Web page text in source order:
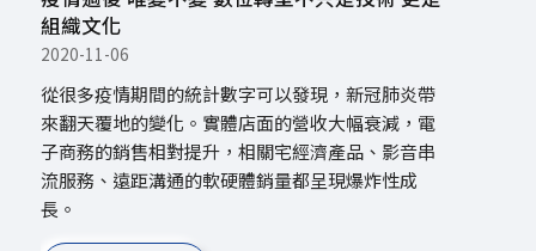
組織文化
2020-11-06
從很多疫情期間的統計數字可以發現，新冠肺炎帶
來翻天覆地的變化。實體店面的營收大幅衰減，電
子商務的銷售相對提升，相關宅經濟產品、影音串
流服務、遠距溝通的軟硬體銷量都呈現爆炸性成
長。